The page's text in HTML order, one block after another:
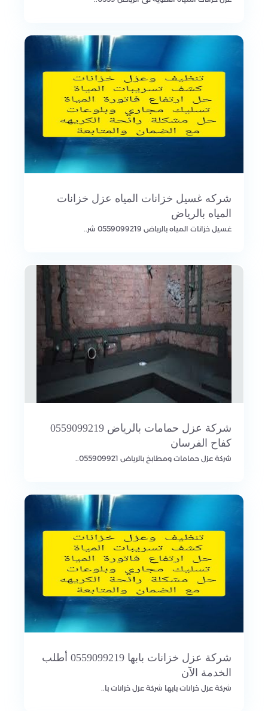
شركه غسيل خزانات المياه عزل خزانات
المياه بالرياض
غسيل خزانات المياه بالرياض 0559099219 شر..
شركة عزل حمامات بالرياض 0559099219
كفاح الفرسان
شركة عزل حمامات ومطابخ بالرياض 055909921..
شركة عزل خزانات بابها 0559099219 أطلب
الخدمة الآن
شركة عزل خزانات بابها شركة عزل خزانات با..